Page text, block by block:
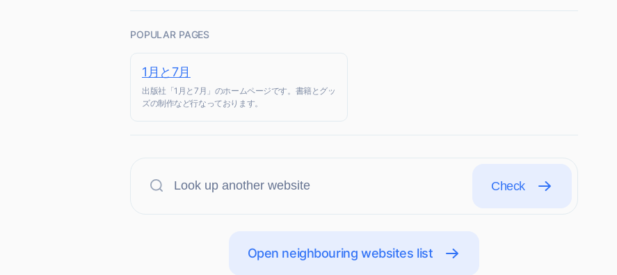
POPULAR PAGES
1月と7月
出版社「1月と7月」のホームページです。書籍とグッ
ズの制作など行なっております。
Check
Open neighbouring websites list